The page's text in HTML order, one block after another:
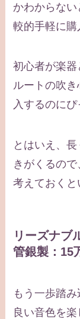
かわからな
較的手軽に購
初心者が楽
ルートの吹
入するのにぴ
とはいえ、
きがくるの
考えておくと
リーズナブ
管銀製：15
もう一歩踏
良い音色を